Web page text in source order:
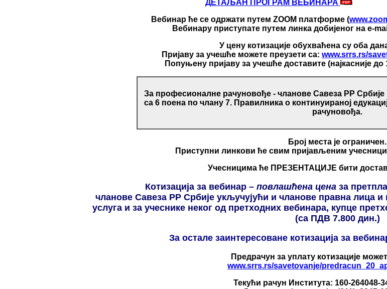
ДЕТАЉАН ПРОГРАМ ВЕБИНАРА
Вебинар ће се одржати путем ZOOM платформе (
Вебинару приступате путем линка добијеног на e-
У цену котизације обухваћена су оба
Пријаву за учешће можете преузети са: www.srrs.rs/
Попуњену пријаву за учешће доставите (најкасније
За професионалне рачуновође - чланове Савеза РР
са 6 поена по члану 7. Правилника о континуираној
рачуновођа.
Број места је ограничен.
Приступни линкови ће свим пријављеним
Учесницима ће ПРЕЗЕНТАЦИЈЕ бити
Котизација за вебинар –повлашћена цена за
чланове Савеза РР Србије укључујући и чланове правна лица
услуга и за учеснике неког од претходних вебинара, купце
(са ПДВ 7.800 дин.)
За остале заинтересоване котизација за
Предрачун за уплату котизације
www.srrs.rs/savetovanje/
Текући рачун Института: 160-264048-